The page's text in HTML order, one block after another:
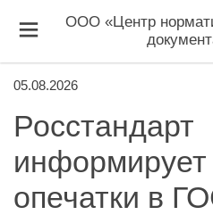
ООО «Центр
05.08.2026
Росстандарт
информирует
опечатки в